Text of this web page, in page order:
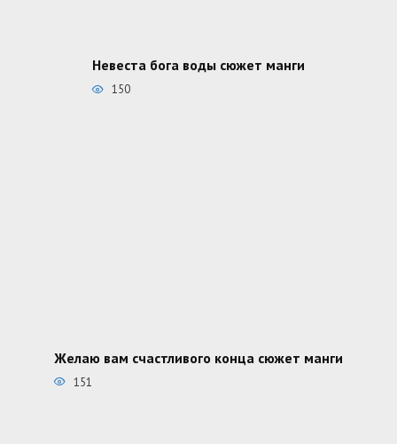
Невеста бога воды сюжет манги
150
Желаю вам счастливого конца сюжет манги
151